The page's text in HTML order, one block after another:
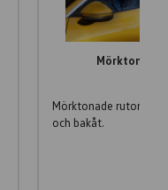
Mörktonade
Mörktonade rutor från
och bakåt.